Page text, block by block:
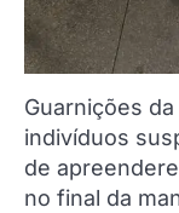
Guarnições
indivíduos
de
no final da